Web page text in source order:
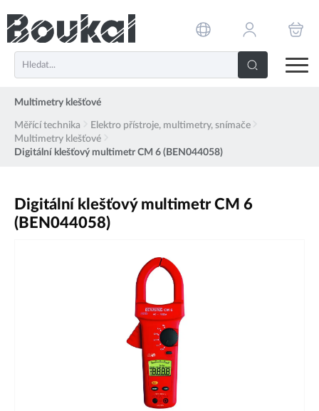
Multimetry klešťové
Měřící technika
Elektro přístroje, multimetry, snímače
Multimetry klešťové
Digitální klešťový multimetr CM 6 (BEN044058)
Digitální klešťový multimetr CM 6
(BEN044058)